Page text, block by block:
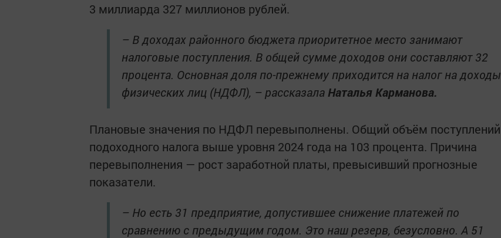
3 миллиарда 327 миллионов рублей.
– В доходах районного бюджета приоритетное место занимают
налоговые поступления. В общей сумме доходов они составляют 32
процента. Основная доля по-прежнему приходится на налог на доходы
физических лиц (НДФЛ), – рассказала Наталья Карманова.
Плановые значения по НДФЛ перевыполнены. Общий объём поступлений
подоходного налога выше уровня 2024 года на 103 процента. Причина
перевыполнения — рост заработной платы, превысивший прогнозные
показатели.
– Но есть 31 предприятие, допустившее снижение платежей по
сравнению с предыдущим годом. Это наш резерв, безусловно. А 51